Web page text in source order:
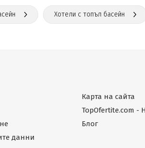
Хотели с топъл басейн
данни
Карта на сайта
TopOfertite.com -
Блог